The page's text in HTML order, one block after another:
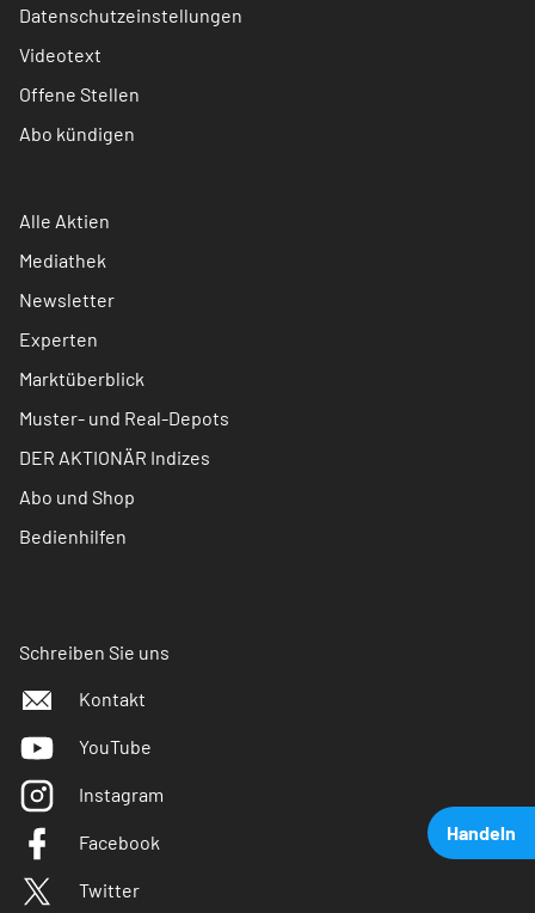
Handeln
Datenschutzeinstellungen
Videotext
Offene Stellen
Abo kündigen
Alle Aktien
Mediathek
Newsletter
Experten
Marktüberblick
Muster- und Real-Depots
DER AKTIONÄR Indizes
Abo und Shop
Bedienhilfen
Schreiben Sie uns
Kontakt
YouTube
Instagram
Facebook
Twitter